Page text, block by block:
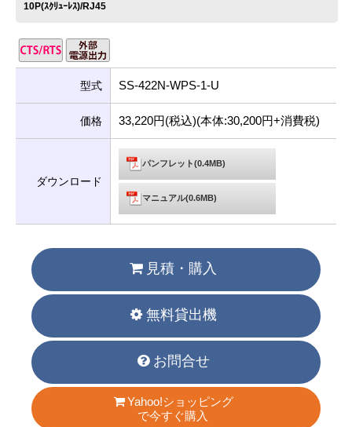
10P(ｽｸﾘｭｰﾚｽ)/RJ45
型式 SS-422N-WPS-1-U
価格 33,220円(税込)(本体:30,200円+消費税)
ダウンロード
パンフレット(0.4MB)
マニュアル(0.6MB)
見積・購入
無料貸出機
お問合せ
Yahoo!ショッピング
で今すぐ購入